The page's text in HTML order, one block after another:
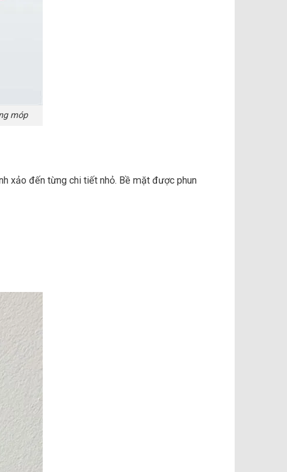
móp
xảo đến từng chi tiết nhỏ. Bề mặt được phun